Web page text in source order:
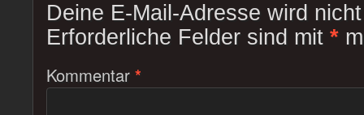
Deine E-Mail-Adresse wird
Erforderliche Felder sind mit *
Kommentar *